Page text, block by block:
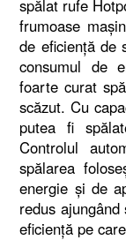
spălat rufe
frumoase
de eficienţă de
consumul de
foarte curat
scăzut. Cu
putea fi
Controlul
spălarea
energie şi de
redus
eficienţă pe